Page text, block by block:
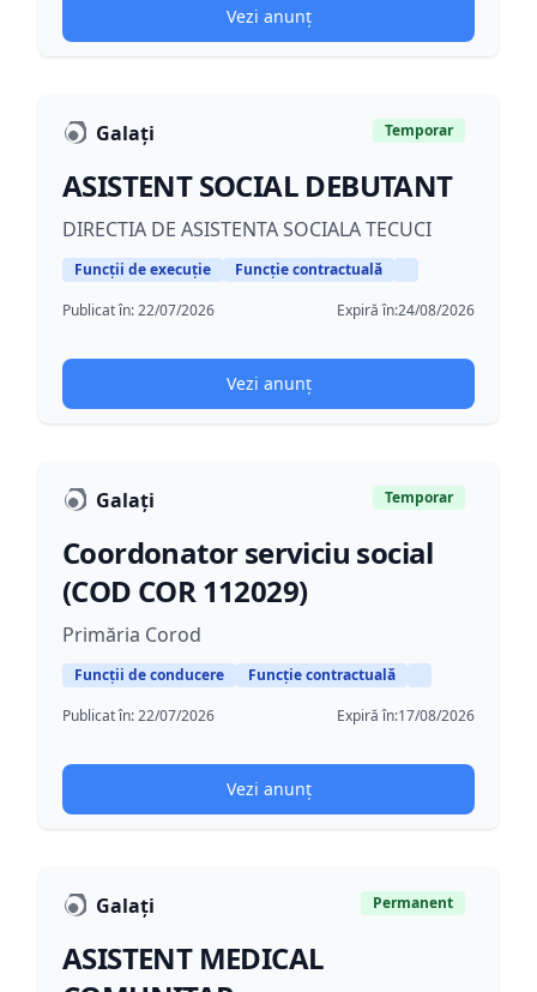
Vezi anunț
Galați Temporar
ASISTENT SOCIAL DEBUTANT
DIRECTIA DE ASISTENTA SOCIALA TECUCI
Funcții de execuție
Funcție contractuală
Publicat în:22/07/2026 Expiră în:24/08/2026
Vezi anunț
Galați Temporar
Coordonator serviciu social
(COD COR 112029)
Primăria Corod
Funcții de conducere
Funcție contractuală
Publicat în:22/07/2026 Expiră în:17/08/2026
Vezi anunț
Galați Permanent
ASISTENT MEDICAL